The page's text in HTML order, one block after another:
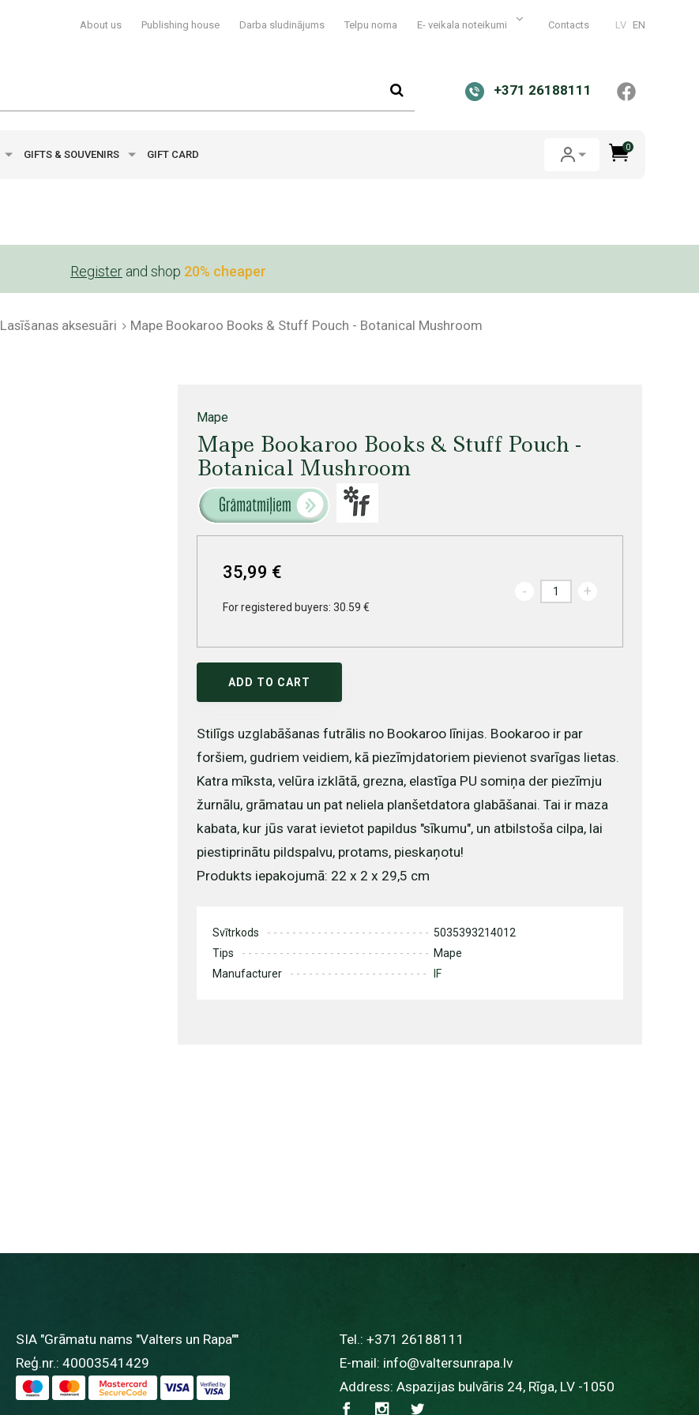
About us Publishing house Darba sludinājums Telpu noma E- veikala noteikumi Contacts LV EN
+371 26188111
GIFTS & SOUVENIRS GIFT CARD
0
Register and shop 20% cheaper
Lasīšanas aksesuāri Mape Bookaroo Books & Stuff Pouch - Botanical Mushroom
Mape
Mape Bookaroo Books & Stuff Pouch -
Botanical Mushroom
35,99 €
For registered buyers: 30.59 €
- +
ADD TO CART
Stilīgs uzglabāšanas futrālis no Bookaroo līnijas. Bookaroo ir par
foršiem, gudriem veidiem, kā piezīmjdatoriem pievienot svarīgas lietas.
Katra mīksta, velūra izklātā, grezna, elastīga PU somiņa der piezīmju
žurnālu, grāmatau un pat neliela planšetdatora glabāšanai. Tai ir maza
kabata, kur jūs varat ievietot papildus "sīkumu", un atbilstoša cilpa, lai
piestiprinātu pildspalvu, protams, pieskaņotu!
Produkts iepakojumā: 22 x 2 x 29,5 cm
Svītrkods
5035393214012
Tips
Mape
Manufacturer
IF
SIA "Grāmatu nams "Valters un Rapa""
Reģ.nr.: 40003541429
Tel.:+371 26188111
E-mail: info@valtersunrapa.lv
Address: Aspazijas bulvāris 24, Rīga, LV -1050